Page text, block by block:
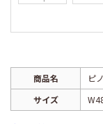
商品名
ピ
サイズ